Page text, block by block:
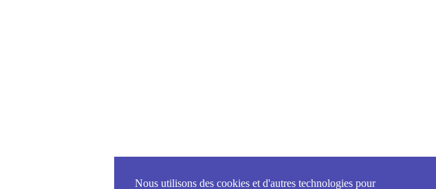
Nous utilisons des cookies et d'autres technologies pour